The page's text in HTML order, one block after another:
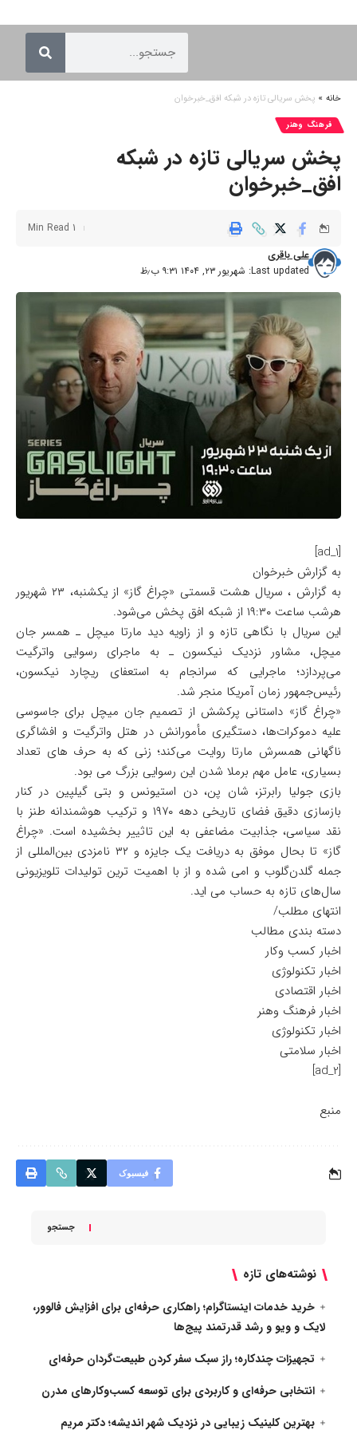
خانه » پخش سریالی تازه در شبکه افق_خبرخوان
فرهنگ وهنر
پخش سریالی تازه در شبکه
افق_خبرخوان
Last updated: شهریور ۲۳, ۱۴۰۴ ۹:۳۱ ب٫ظ
علی باقری
1 Min Read
[ad_1]
به گزارش خبرخوان
به گزارش ، سریال هشت قسمتی «چراغ گاز» از یکشنبه، ۲۳ شهریور
هرشب ساعت ۱۹:۳۰ از شبکه افق پخش می‌شود.
این سریال با نگاهی تازه و از زاویه دید مارتا میچل ـ همسر جان
میچل، مشاور نزدیک نیکسون ـ به ماجرای رسوایی واترگیت
می‌پردازد؛ ماجرایی که سرانجام به استعفای ریچارد نیکسون،
رئیس‌جمهور زمان آمریکا منجر شد.
«چراغ گاز» داستانی پرکشش از تصمیم جان میچل برای جاسوسی
علیه دموکرات‌ها، دستگیری مأمورانش در هتل واترگیت و افشاگری
ناگهانی همسرش مارتا روایت می‌کند؛ زنی که به حرف های تعداد
بسیاری، عامل مهم برملا شدن این رسوایی بزرگ می بود.
بازی جولیا رابرتز، شان پن، دن استیونس و بتی گیلپین در کنار
بازسازی دقیق فضای تاریخی دهه ۱۹۷۰ و ترکیب هوشمندانه طنز با
نقد سیاسی، جذابیت مضاعفی به این تاثییر بخشیده است. «چراغ
گاز» تا بحال موفق به دریافت یک جایزه و ۳۲ نامزدی بین‌المللی از
جمله گلدن‌گلوب و امی شده و از با اهمیت ترین تولیدات تلویزیونی
سال‌های تازه به حساب می اید.
انتهای مطلب/
دسته بندی مطالب
اخبار کسب وکار
اخبار تکنولوژی
اخبار اقتصادی
اخبار فرهنگ وهنر
اخبار تکنولوژی
اخبار سلامتی
[ad_2]
منبع
فیسبوک
جستجو
نوشته‌های تازه
خرید خدمات اینستاگرام؛ راهکاری حرفه‌ای برای افزایش فالوور،
لایک و ویو و رشد قدرتمند پیج‌ها
تجهیزات چندکاره؛ راز سبک سفر کردن طبیعت‌گردان حرفه‌ای
انتخابی حرفه‌ای و کاربردی برای توسعه کسب‌وکارهای مدرن
بهترین کلینیک زیبایی در نزدیک شهر اندیشه؛ دکتر مریم